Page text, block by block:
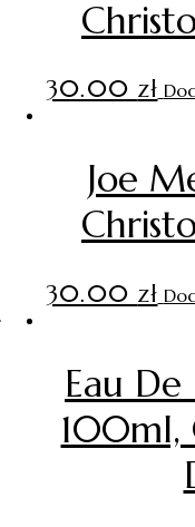
30.00 zł
Joe
30.00 zł
Eau
100ml,